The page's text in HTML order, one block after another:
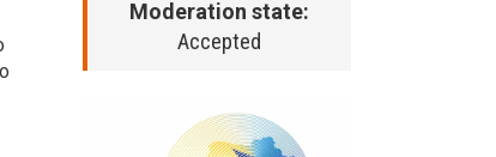
Moderation state:
Accepted